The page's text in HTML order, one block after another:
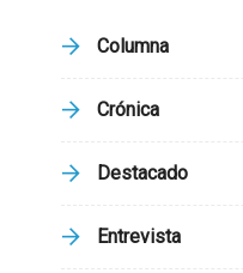
Columna
Crónica
Destacado
Entrevista